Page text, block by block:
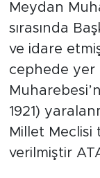
Meydan
sırasında
ve idare
cephede yer
1921)
Millet Meclisi
verilmiştir